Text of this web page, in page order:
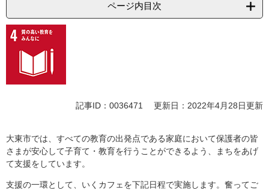
ページ内目次
記事ID：0036471 更新日：2022年4月28日更新
大東市では、すべての教育の出発点である家庭において保護者の皆
さまが安心して子育て・教育を行うことができるよう、まちをあげ
て支援をしています。
支援の一環として、いくカフェを下記日程で実施します。奮ってご